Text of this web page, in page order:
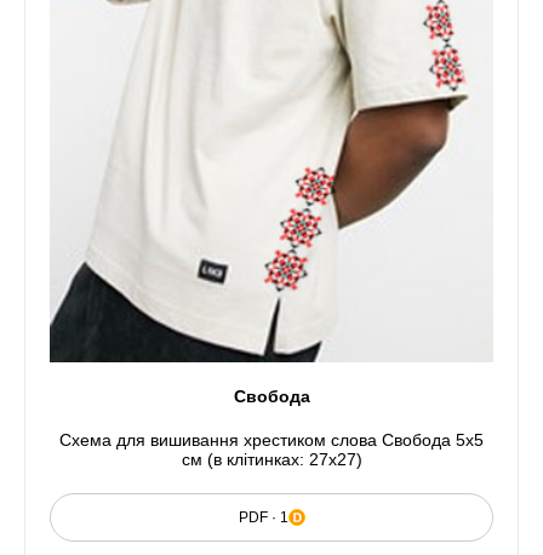
Свобода
Схема для вишивання хрестиком слова Свобода 5x5
см (в клітинках: 27x27)
PDF · 1